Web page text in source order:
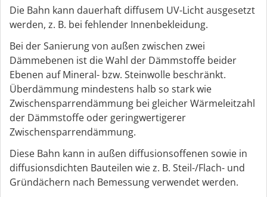
Die Bahn kann dauerhaft diffusem UV-Licht ausgesetzt
werden, z. B. bei fehlender Innenbekleidung.
Bei der Sanierung von außen zwischen zwei
Dämmebenen ist die Wahl der Dämmstoffe beider
Ebenen auf Mineral- bzw. Steinwolle beschränkt.
Überdämmung mindestens halb so stark wie
Zwischensparrendämmung bei gleicher Wärmeleitzahl
der Dämmstoffe oder geringwertigerer
Zwischensparrendämmung.
Diese Bahn kann in außen diffusionsoffenen sowie in
diffusionsdichten Bauteilen wie z. B. Steil-/Flach- und
Gründächern nach Bemessung verwendet werden.